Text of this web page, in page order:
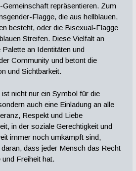
repräsentieren. Zum
Flagge, die aus hellblauen,
besteht, oder die Bisexual-Flagge
Streifen. Diese Vielfalt an
an Identitäten und
Community und betont die
und Sichtbarkeit.
nicht nur ein Symbol für die
auch eine Einladung an alle
Respekt und Liebe
in der soziale Gerechtigkeit und
immer noch umkämpft sind,
dass jeder Mensch das Recht
Freiheit hat.